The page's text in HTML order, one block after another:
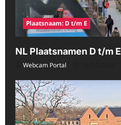
Plaatsnaam: D t/m E
NL Plaatsnamen D t/m E
Webcam Portal